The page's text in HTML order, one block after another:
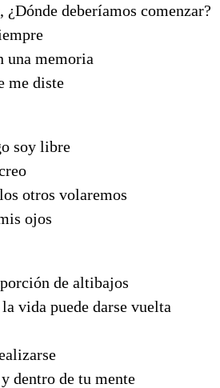
¿Dónde deberíamos comenzar?
una memoria
me diste
soy libre
otros volaremos
ojos
de altibajos
vida puede darse vuelta
dentro de tu mente